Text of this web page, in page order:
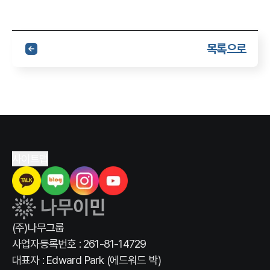
목록으로
(주)나무그룹
사업자등록번호 : 261-81-14729
대표자 : Edward Park (에드워드 박)